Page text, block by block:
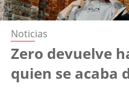
Noticias
Zero devuelve
quien se acaba